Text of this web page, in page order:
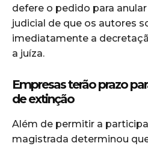
defere o pedido para
judicial de que os autores
imediatamente a
a juíza.
Empresas terão prazo
de extinção
Além de permitir a
magistrada determinou